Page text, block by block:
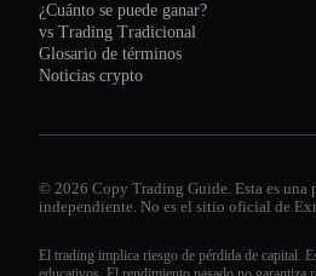
¿Cuánto se puede ganar?
vs Trading Tradicional
Glosario de términos
Noticias crypto
© 2026 Copy Trading Guide. Esta es una
independiente. No es el sitio oficial de
El trading implica riesgo de pérdida de capital.